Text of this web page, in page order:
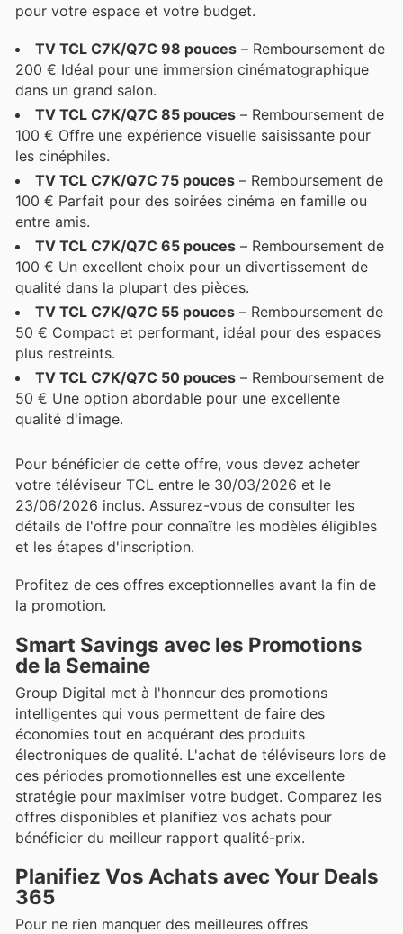
pour votre espace et votre budget.
TV TCL C7K/Q7C 98 pouces – Remboursement de
200 € Idéal pour une immersion cinématographique
dans un grand salon.
TV TCL C7K/Q7C 85 pouces – Remboursement de
100 € Offre une expérience visuelle saisissante pour
les cinéphiles.
TV TCL C7K/Q7C 75 pouces – Remboursement de
100 € Parfait pour des soirées cinéma en famille ou
entre amis.
TV TCL C7K/Q7C 65 pouces – Remboursement de
100 € Un excellent choix pour un divertissement de
qualité dans la plupart des pièces.
TV TCL C7K/Q7C 55 pouces – Remboursement de
50 € Compact et performant, idéal pour des espaces
plus restreints.
TV TCL C7K/Q7C 50 pouces – Remboursement de
50 € Une option abordable pour une excellente
qualité d'image.
Pour bénéficier de cette offre, vous devez acheter
votre téléviseur TCL entre le 30/03/2026 et le
23/06/2026 inclus. Assurez-vous de consulter les
détails de l'offre pour connaître les modèles éligibles
et les étapes d'inscription.
Profitez de ces offres exceptionnelles avant la fin de
la promotion.
Smart Savings avec les Promotions
de la Semaine
Group Digital met à l'honneur des promotions
intelligentes qui vous permettent de faire des
économies tout en acquérant des produits
électroniques de qualité. L'achat de téléviseurs lors de
ces périodes promotionnelles est une excellente
stratégie pour maximiser votre budget. Comparez les
offres disponibles et planifiez vos achats pour
bénéficier du meilleur rapport qualité-prix.
Planifiez Vos Achats avec Your Deals
365
Pour ne rien manquer des meilleures offres